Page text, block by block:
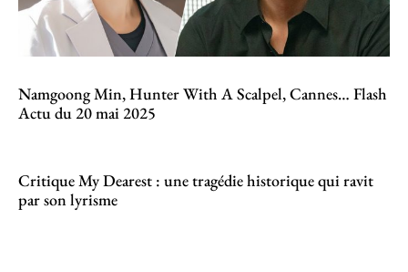
Namgoong Min, Hunter With A Scalpel, Cannes… Flash
Actu du 20 mai 2025
Critique My Dearest : une tragédie historique qui ravit
par son lyrisme